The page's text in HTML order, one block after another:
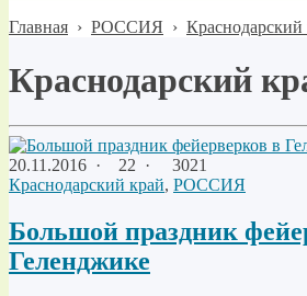
Главная › РОССИЯ › Краснодарский
Краснодарский
20.11.2016 · 22 ·
3021
Краснодарский край, РОССИЯ
Большой праздник
Геленджике